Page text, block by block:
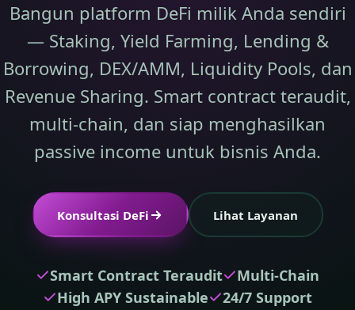
Bangun platform DeFi milik Anda sendiri
— Staking, Yield Farming, Lending &
Borrowing, DEX/AMM, Liquidity Pools, dan
Revenue Sharing. Smart contract teraudit,
multi-chain, dan siap menghasilkan
passive income untuk bisnis Anda.
Konsultasi DeFi Lihat Layanan
Smart Contract Teraudit
Multi-Chain
High APY Sustainable
24/7 Support